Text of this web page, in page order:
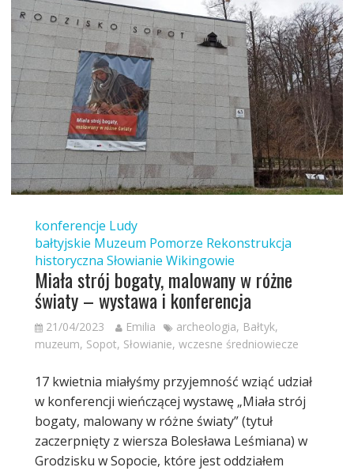
konferencje Ludy
bałtyjskie Muzeum Pomorze Rekonstrukcja
historyczna Słowianie Wikingowie
Miała strój bogaty, malowany w różne
światy – wystawa i konferencja
21/04/2023 Emilia archeologia, Bałtyk,
muzeum, Sopot, Słowianie, wczesne średniowiecze
17 kwietnia miałyśmy przyjemność wziąć udział
w konferencji wieńczącej wystawę „Miała strój
bogaty, malowany w różne światy” (tytuł
zaczerpnięty z wiersza Bolesława Leśmiana) w
Grodzisku w Sopocie, które jest oddziałem